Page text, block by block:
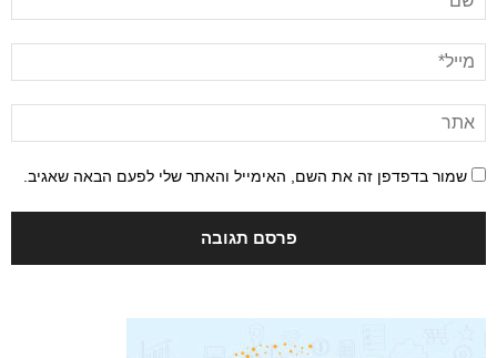
שמור בדפדפן זה את השם, האימייל והאתר שלי לפעם הבאה שאגיב.